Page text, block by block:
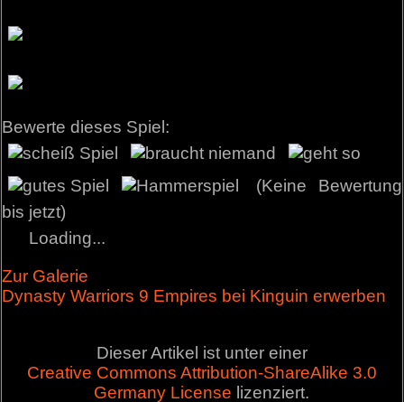
Bewerte dieses Spiel:
(Keine Bewertung
bis jetzt)
Loading...
Zur Galerie
Dynasty Warriors 9 Empires bei Kinguin erwerben
Dieser Artikel ist unter einer
Creative Commons Attribution-ShareAlike 3.0
Germany License lizenziert.